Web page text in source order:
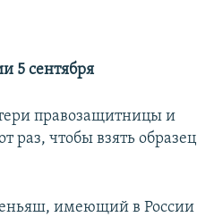
5 сентября
правозащитницы и
раз, чтобы взять образец
имеющий в России